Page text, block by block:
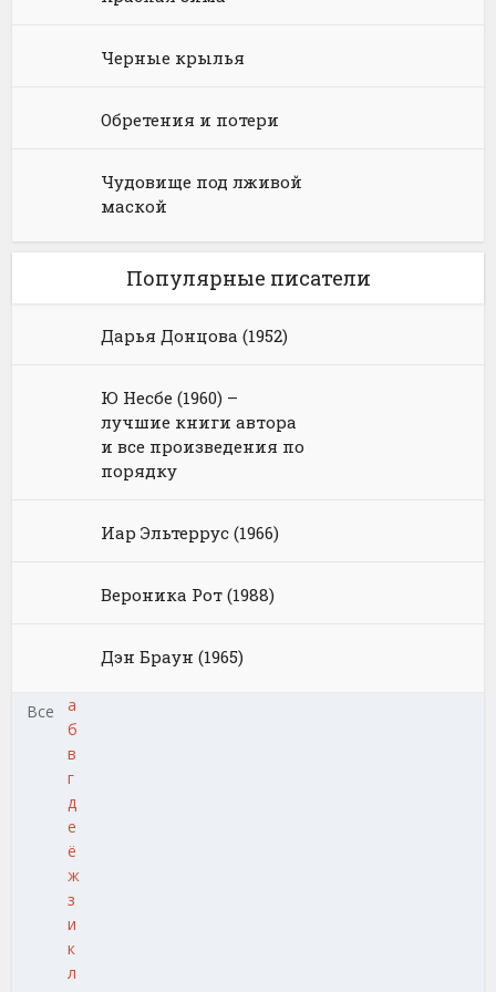
Черные крылья
Обретения и потери
Чудовище под лживой
маской
Популярные писатели
Дарья Донцова (1952)
Ю Несбе (1960) –
лучшие книги автора
и все произведения по
порядку
Иар Эльтеррус (1966)
Вероника Рот (1988)
Дэн Браун (1965)
Все
а
б
в
г
д
е
ё
ж
з
и
к
л